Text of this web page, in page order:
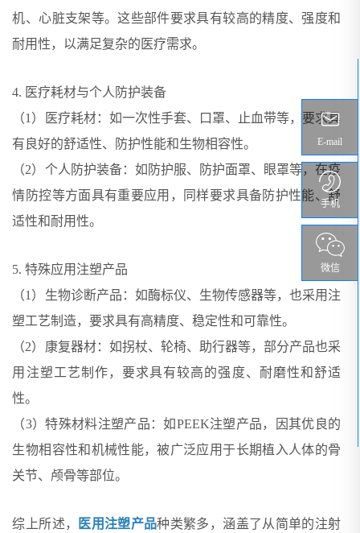
机、心脏支架等。这些部件要求具有较高的精度、强度和
耐用性，以满足复杂的医疗需求。
4. 医疗耗材与个人防护装备
（1）医疗耗材：如一次性手套、口罩、止血带等，要求具
有良好的舒适性、防护性能和生物相容性。
（2）个人防护装备：如防护服、防护面罩、眼罩等，在疫
情防控等方面具有重要应用，同样要求具备防护性能、舒
适性和耐用性。
5. 特殊应用注塑产品
（1）生物诊断产品：如酶标仪、生物传感器等，也采用注
塑工艺制造，要求具有高精度、稳定性和可靠性。
（2）康复器材：如拐杖、轮椅、助行器等，部分产品也采
用注塑工艺制作，要求具有较高的强度、耐磨性和舒适
性。
（3）特殊材料注塑产品：如PEEK注塑产品，因其优良的
生物相容性和机械性能，被广泛应用于长期植入人体的骨
关节、颅骨等部位。
综上所述， 医用注塑产品种类繁多，涵盖了从简单的注射
E-mail
手机
微信